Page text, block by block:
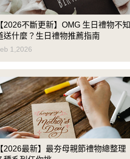
2026不斷更新】OMG 生日禮物不知
送什麼？生日禮物推薦指南
1,2026
2026最新】最夯母親節禮物總整理